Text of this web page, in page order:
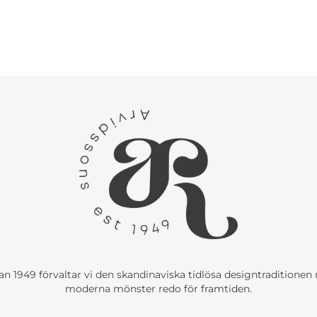
1949 förvaltar vi den skandinaviska tidlösa designtraditionen
moderna mönster redo för framtiden.